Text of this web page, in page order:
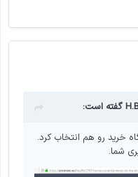
گفته است:
خرید رو هم انتخاب کرد.
شما.